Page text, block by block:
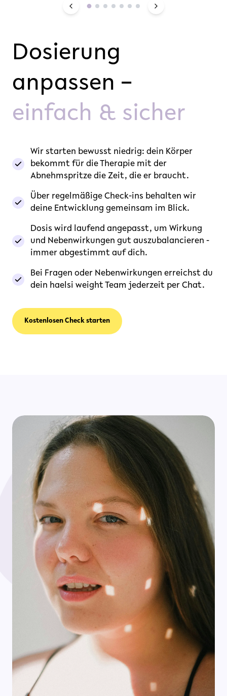
Dosierung
anpassen –
einfach & sicher
Wir starten bewusst niedrig: dein Körper
bekommt für die Therapie mit der
Abnehmspritze die Zeit, die er braucht.
Über regelmäßige Check-ins behalten wir
deine Entwicklung gemeinsam im Blick.
Dosis wird laufend angepasst, um Wirkung
und Nebenwirkungen gut auszubalancieren -
immer abgestimmt auf dich.
Bei Fragen oder Nebenwirkungen erreichst du
dein haelsi weight Team jederzeit per Chat.
Kostenlosen Check starten